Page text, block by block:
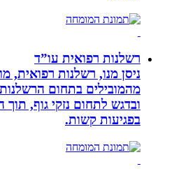
רשלנות רפואית עו”ד
ניסן מנו, רשלנות רפואית,
מהמובילים בתחום הרשלנות
ובדגש לתחום נזקי גוף, תוך
בפגיעות קשות.